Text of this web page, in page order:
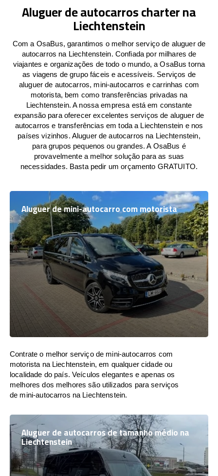
Aluguer de autocarros charter na
Liechtenstein
Com a OsaBus, garantimos o melhor serviço de aluguer de
autocarros na Liechtenstein. Confiada por milhares de
viajantes e organizações de todo o mundo, a OsaBus torna
as viagens de grupo fáceis e acessíveis. Serviços de
aluguer de autocarros, mini-autocarros e carrinhas com
motorista, bem como transferências privadas na
Liechtenstein. A nossa empresa está em constante
expansão para oferecer excelentes serviços de aluguer de
autocarros e transferências em toda a Liechtenstein e nos
países vizinhos. Aluguer de autocarros na Liechtenstein,
para grupos pequenos ou grandes. A OsaBus é
provavelmente a melhor solução para as suas
necessidades. Basta pedir um orçamento GRATUITO.
Aluguer de mini-autocarro com motorista
Contrate o melhor serviço de mini-autocarros com
motorista na Liechtenstein, em qualquer cidade ou
localidade do país. Veículos elegantes e apenas os
melhores dos melhores são utilizados para serviços
de mini-autocarros na Liechtenstein.
Aluguer de autocarros de tamanho médio na
Liechtenstein